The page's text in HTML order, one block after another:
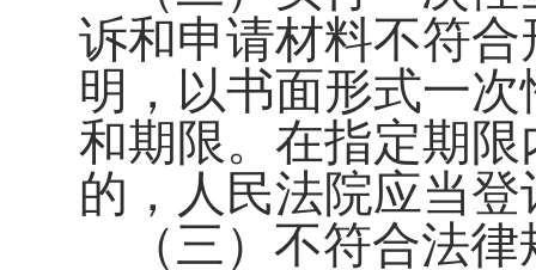
诉和申请材料不符
明，以书面形式一
和期限。在指定期
的，人民法院应当登
（三）不符合法